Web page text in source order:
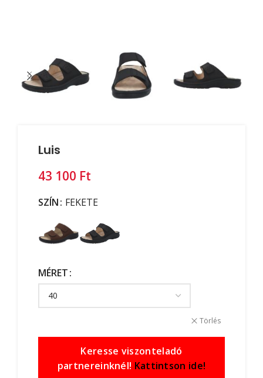
Luis
Ft
SZÍN FEKETE
MÉRET
Törlés
Keresse viszonteladó
partnereinknél! Kattintson ide!